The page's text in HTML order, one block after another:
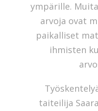
ympärille.
arvoja ovat
paikalliset
ihmisten
taiteilija